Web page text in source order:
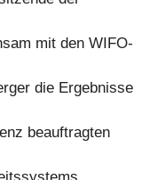
mit den WIFO-
die Ergebnisse
beauftragten